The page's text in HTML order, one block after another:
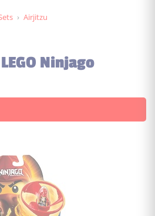
› Airjitzu
Ninjago